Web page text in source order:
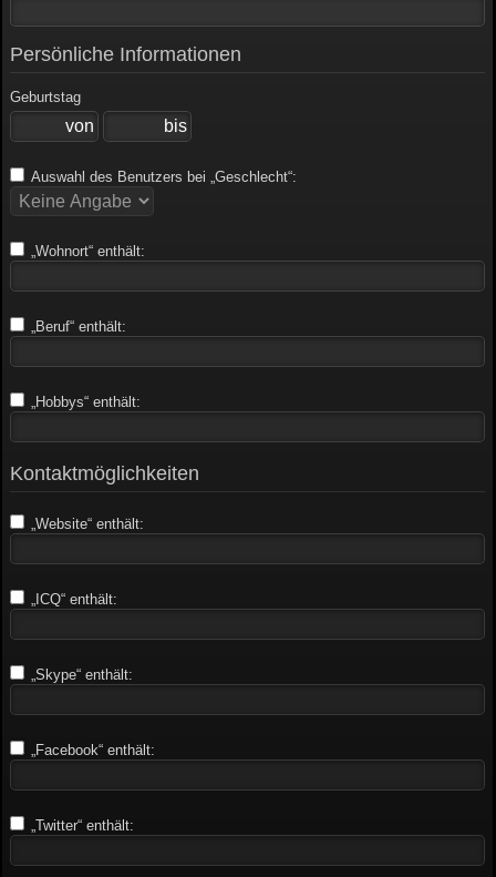
Persönliche Informationen
Geburtstag
Auswahl des Benutzers bei „Geschlecht“:
„Wohnort“ enthält:
„Beruf“ enthält:
„Hobbys“ enthält:
Kontaktmöglichkeiten
„Website“ enthält:
„ICQ“ enthält:
„Skype“ enthält:
„Facebook“ enthält:
„Twitter“ enthält: